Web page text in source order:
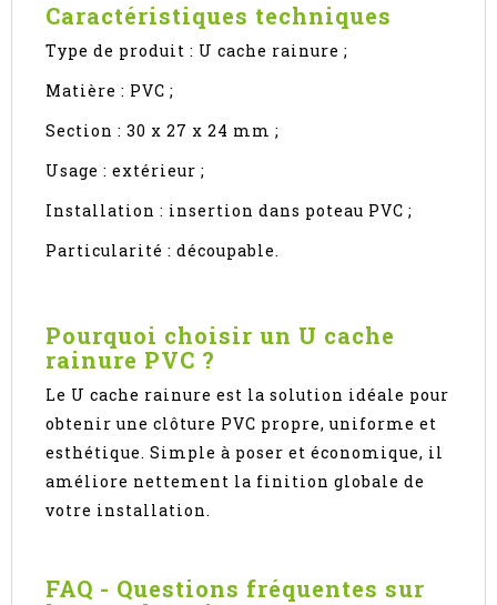
Caractéristiques techniques
Type de produit : U cache rainure ;
Matière : PVC ;
Section : 30 x 27 x 24 mm ;
Usage : extérieur ;
Installation : insertion dans poteau PVC ;
Particularité : découpable.
Pourquoi choisir un U cache
rainure PVC ?
Le U cache rainure est la solution idéale pour
obtenir une clôture PVC propre, uniforme et
esthétique. Simple à poser et économique, il
améliore nettement la finition globale de
votre installation.
FAQ - Questions fréquentes sur